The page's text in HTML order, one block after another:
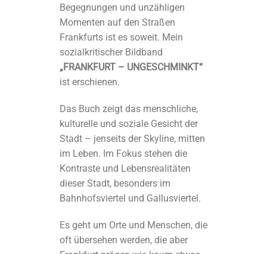
Begegnungen und unzähligen
Momenten auf den Straßen
Frankfurts ist es soweit. Mein
sozialkritischer Bildband
„FRANKFURT – UNGESCHMINKT“
ist erschienen.
Das Buch zeigt das menschliche,
kulturelle und soziale Gesicht der
Stadt – jenseits der Skyline, mitten
im Leben. Im Fokus stehen die
Kontraste und Lebensrealitäten
dieser Stadt, besonders im
Bahnhofsviertel und Gallusviertel.
Es geht um Orte und Menschen, die
oft übersehen werden, die aber